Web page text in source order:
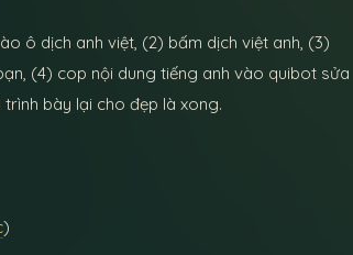
ô dịch anh việt, (2) bấm dịch việt anh, (3)
(4) cop nội dung tiếng anh vào quibot sửa
bày lại cho đẹp là xong.
)